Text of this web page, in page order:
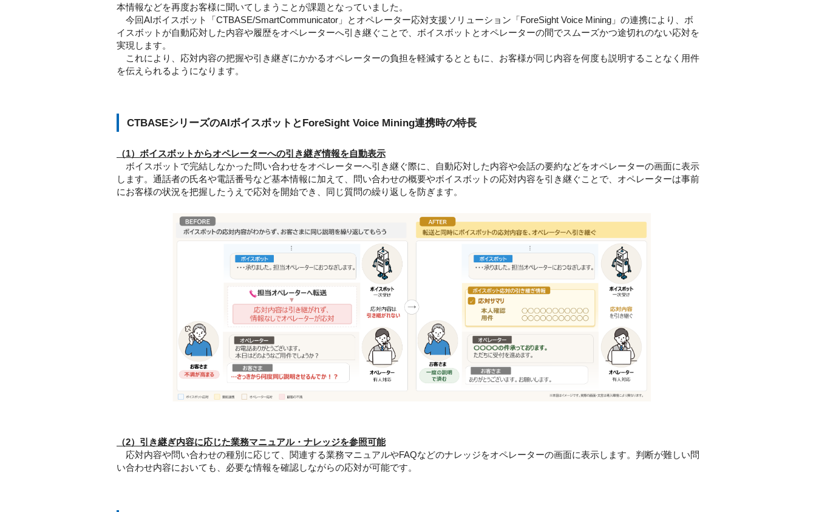
本情報などを再度お客様に聞いてしまうことが課題となっていました。
今回AIボイスボット「CTBASE/SmartCommunicator」とオペレーター応対支援ソリューション「ForeSight Voice Mining」の連携により、ボ
イスボットが自動応対した内容や履歴をオペレーターへ引き継ぐことで、ボイスボットとオペレーターの間でスムーズかつ途切れのない応対を
実現します。
これにより、応対内容の把握や引き継ぎにかかるオペレーターの負担を軽減するとともに、お客様が同じ内容を何度も説明することなく用件
を伝えられるようになります。
CTBASEシリーズのAIボイスボットとForeSight Voice Mining連携時の特長
（1）ボイスボットからオペレーターへの引き継ぎ情報を自動表示
ボイスボットで完結しなかった問い合わせをオペレーターへ引き継ぐ際に、自動応対した内容や会話の要約などをオペレーターの画面に表示
します。通話者の氏名や電話番号など基本情報に加えて、問い合わせの概要やボイスボットの応対内容を引き継ぐことで、オペレーターは事前
にお客様の状況を把握したうえで応対を開始でき、同じ質問の繰り返しを防ぎます。
（2）引き継ぎ内容に応じた業務マニュアル・ナレッジを参照可能
応対内容や問い合わせの種別に応じて、関連する業務マニュアルやFAQなどのナレッジをオペレーターの画面に表示します。判断が難しい問
い合わせ内容においても、必要な情報を確認しながらの応対が可能です。